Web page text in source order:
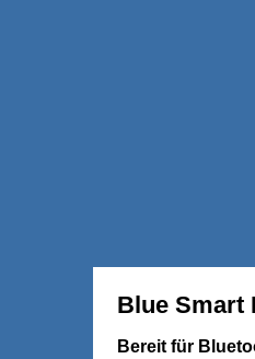
Blue Smart
Bereit für